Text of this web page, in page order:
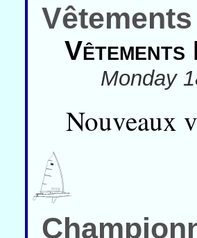
Vêtements
Monday
Nouveaux